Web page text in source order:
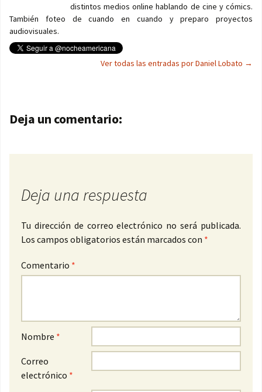
distintos medios online hablando de cine y cómics.
También foteo de cuando en cuando y preparo proyectos
audiovisuales.
Ver todas las entradas por Daniel Lobato →
Navegación de entradas
Deja un comentario:
Deja una respuesta
Tu dirección de correo electrónico no será publicada.
Los campos obligatorios están marcados con *
Comentario *
Nombre *
Correo
electrónico *